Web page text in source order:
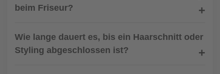
beim Friseur?
Wie lange dauert es, bis ein Haarschnitt oder
Styling abgeschlossen ist?